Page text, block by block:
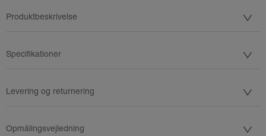
Produktbeskrivelse
Specifikationer
Levering og returnering
Opmålingsvejledning